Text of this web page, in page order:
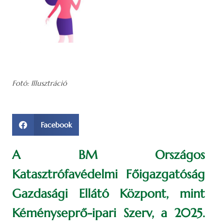
Fotó: Illusztráció
Facebook
A BM Országos
Katasztrófavédelmi Főigazgatóság
Gazdasági Ellátó Központ, mint
Kéményseprő-ipari Szerv, a 2025.